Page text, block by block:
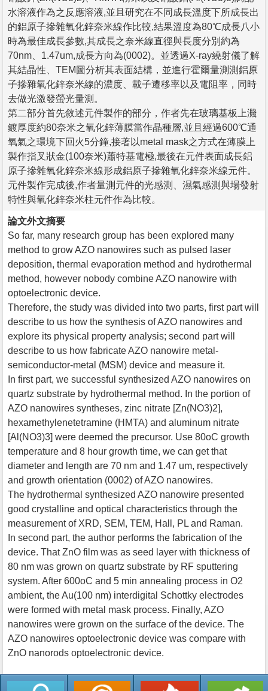
水溶液作為之反應溶液,並且研究在不同成長溫度下所成長出
的鋁原子摻雜氧化鋅奈米線作比較,結果溫度為80℃成長八小
時為最佳成長參數,其成長之奈米線直徑與長度分別約為
70nm、1.47um,成長方向為(0002)。並透過X-ray繞射儀了解
其結晶性、TEM圖分析其表面結構，並進行霍爾量測測鋁原
子摻雜氧化鋅奈米線的濃度、載子遷移率以及電阻率，同時
去做光激發螢光量測。
第二部分首先敘述元件製作的部分，作者先在玻璃基板上濺
鍍厚度約80奈米之氧化鋅薄膜當作晶種層,並且經過600℃通
氧氣之環境下回火5分鐘,接著以metal mask之方式在薄膜上
製作指叉狀金(100奈米)蕭特基電極,最後在元件表面成長鋁
原子摻雜氧化鋅奈米線形成鋁原子摻雜氧化鋅奈米線元件。
元件製作完成後,作者量測元件的光感測、濕氣感測與場發射
特性與氧化鋅奈米柱元件作為比較。
論文外文摘要
So far, many research group has been explored many
method to grow AZO nanowires such as pulsed laser
deposition, thermal evaporation method and hydrothermal
method, however nobody combine AZO nanowire with
optoelectronic device.
Therefore, the study was divided into two parts, first part will
describe to us how the synthesis of AZO nanowires and
explore its physical property analysis; second part will
describe to us how fabricate AZO nanowire metal-
semiconductor-metal (MSM) device and measure it.
In first part, we successful synthesized AZO nanowires on
quartz substrate by hydrothermal method. In the portion of
AZO nanowires syntheses, zinc nitrate [Zn(NO3)2],
hexamethylenetetramine (HMTA) and aluminum nitrate
[Al(NO3)3] were deemed the precursor. Use 80oC growth
temperature and 8 hour growth time, we can get that
diameter and length are 70 nm and 1.47 um, respectively
and growth orientation (0002) of AZO nanowires.
The hydrothermal synthesized AZO nanowire presented
good crystalline and optical characteristics through the
measurement of XRD, SEM, TEM, Hall, PL and Raman.
In second part, the author performs the fabrication of the
device. That ZnO film was as seed layer with thickness of
80 nm was grown on quartz substrate by RF sputtering
system. After 600oC and 5 min annealing process in O2
ambient, the Au(100 nm) interdigital Schottky electrodes
were formed with metal mask process. Finally, AZO
nanowires were grown on the surface of the device. The
AZO nanowires optoelectronic device was compare with
ZnO nanorods optoelectronic device.